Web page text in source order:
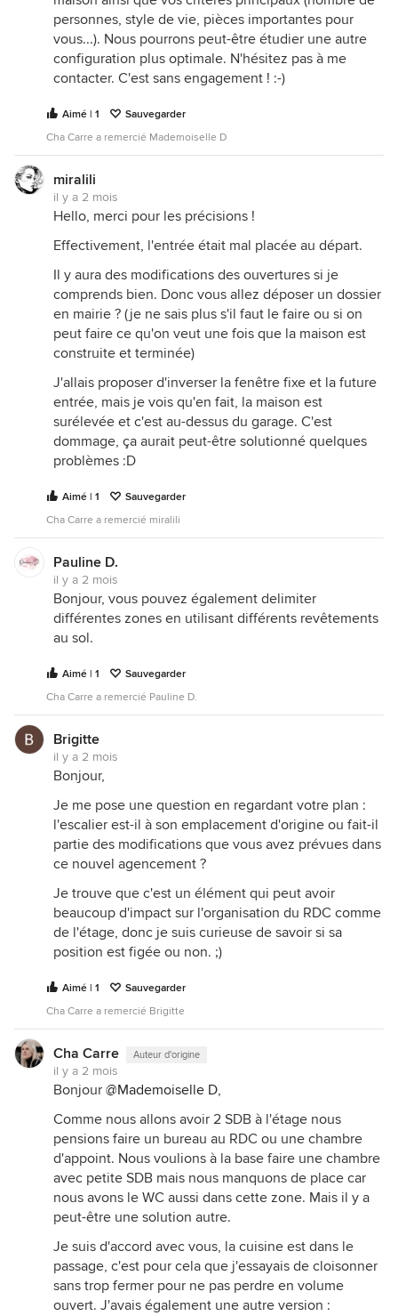
personnes, style de vie, pièces importantes pour
vous...). Nous pourrons peut-être étudier une autre
configuration plus optimale. N'hésitez pas à me
contacter. C'est sans engagement ! :-)
Aimé | 1
Sauvegarder
Cha Carre a remercié Mademoiselle D
miralili
il y a 2 mois
Hello, merci pour les précisions !
Effectivement, l'entrée était mal placée au départ.
Il y aura des modifications des ouvertures si je
comprends bien. Donc vous allez déposer un dossier
en mairie ? (je ne sais plus s'il faut le faire ou si on
peut faire ce qu'on veut une fois que la maison est
construite et terminée)
J'allais proposer d'inverser la fenêtre fixe et la future
entrée, mais je vois qu'en fait, la maison est
surélevée et c'est au-dessus du garage. C'est
dommage, ça aurait peut-être solutionné quelques
problèmes :D
Aimé | 1
Sauvegarder
Cha Carre a remercié miralili
Pauline D.
il y a 2 mois
Bonjour, vous pouvez également delimiter
différentes zones en utilisant différents revêtements
au sol.
Aimé | 1
Sauvegarder
Cha Carre a remercié Pauline D.
Brigitte
il y a 2 mois
Bonjour,
Je me pose une question en regardant votre plan :
l'escalier est-il à son emplacement d'origine ou fait-il
partie des modifications que vous avez prévues dans
ce nouvel agencement ?
Je trouve que c'est un élément qui peut avoir
beaucoup d'impact sur l'organisation du RDC comme
de l'étage, donc je suis curieuse de savoir si sa
position est figée ou non. ;)
Aimé | 1
Sauvegarder
Cha Carre a remercié Brigitte
Cha Carre Auteur d'origine
il y a 2 mois
Bonjour @Mademoiselle D,
Comme nous allons avoir 2 SDB à l'étage nous
pensions faire un bureau au RDC ou une chambre
d'appoint. Nous voulions à la base faire une chambre
avec petite SDB mais nous manquons de place car
nous avons le WC aussi dans cette zone. Mais il y a
peut-être une solution autre.
Je suis d'accord avec vous, la cuisine est dans le
passage, c'est pour cela que j'essayais de cloisonner
sans trop fermer pour ne pas perdre en volume
ouvert. J'avais également une autre version :